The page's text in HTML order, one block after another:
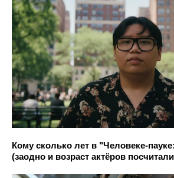
Кому сколько лет в "Человеке-
(заодно и возраст актёров